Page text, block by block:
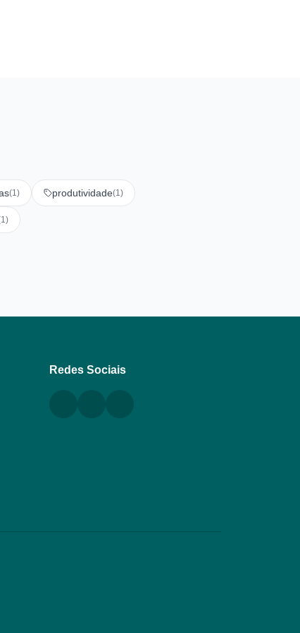
(1) produtividade(1)
Redes Sociais